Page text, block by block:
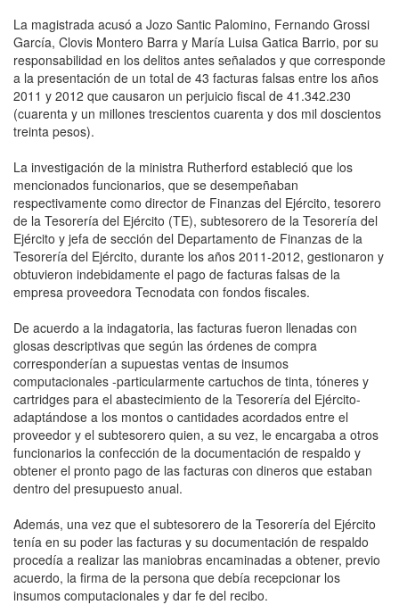
La magistrada acusó a Jozo Santic Palomino, Fernando Grossi
García, Clovis Montero Barra y María Luisa Gatica Barrio, por su
responsabilidad en los delitos antes señalados y que corresponde
a la presentación de un total de 43 facturas falsas entre los años
2011 y 2012 que causaron un perjuicio fiscal de 41.342.230
(cuarenta y un millones trescientos cuarenta y dos mil doscientos
treinta pesos).
La investigación de la ministra Rutherford estableció que los
mencionados funcionarios, que se desempeñaban
respectivamente como director de Finanzas del Ejército, tesorero
de la Tesorería del Ejército (TE), subtesorero de la Tesorería del
Ejército y jefa de sección del Departamento de Finanzas de la
Tesorería del Ejército, durante los años 2011-2012, gestionaron y
obtuvieron indebidamente el pago de facturas falsas de la
empresa proveedora Tecnodata con fondos fiscales.
De acuerdo a la indagatoria, las facturas fueron llenadas con
glosas descriptivas que según las órdenes de compra
corresponderían a supuestas ventas de insumos
computacionales -particularmente cartuchos de tinta, tóneres y
cartridges para el abastecimiento de la Tesorería del Ejército-
adaptándose a los montos o cantidades acordados entre el
proveedor y el subtesorero quien, a su vez, le encargaba a otros
funcionarios la confección de la documentación de respaldo y
obtener el pronto pago de las facturas con dineros que estaban
dentro del presupuesto anual.
Además, una vez que el subtesorero de la Tesorería del Ejército
tenía en su poder las facturas y su documentación de respaldo
procedía a realizar las maniobras encaminadas a obtener, previo
acuerdo, la firma de la persona que debía recepcionar los
insumos computacionales y dar fe del recibo.